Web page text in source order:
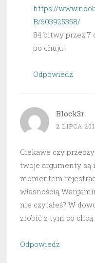
https://
B/503925358/
84 bitwy przez 7
po chuju!
Odpowiedz
Block3r
2 LIPCA
Ciekawe czy
twoje argumenty są
momentem
własnością
nie czytałeś? W
zrobić z tym co chcą.
Odpowiedz